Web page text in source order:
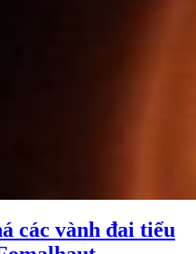
các vành đai tiểu